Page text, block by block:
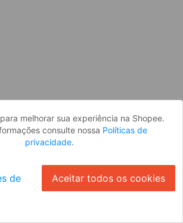
melhorar sua experiência na Shopee.
consulte nossa Políticas de
privacidade.
de
Aceitar todos os cookies